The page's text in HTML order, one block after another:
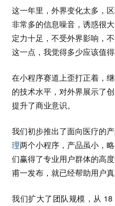
这一年里，外界变化太多，
非常多的信息噪音，诱惑很
定力十足，不受外界影响，
这一点，我觉得多少应该值得
在小程序赛道上歪打正着，
的技术水平，对外界展示了
提升了商业意识。
我们初步推出了面向医疗的产
理两个小程序，产品虽小，
们赢得了专业用户群体的高
甫一发布，就已经帮助用户真
我们扩大了团队规模，从